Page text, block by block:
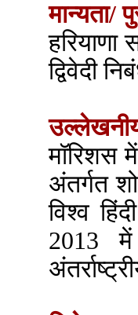
मान्यता/
हरियाणा
द्विवेदी
मॉरिशस
अंतर्गत
विश्व
2013 में